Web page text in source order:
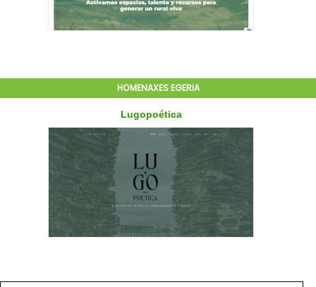
HOMENAXES EGERIA